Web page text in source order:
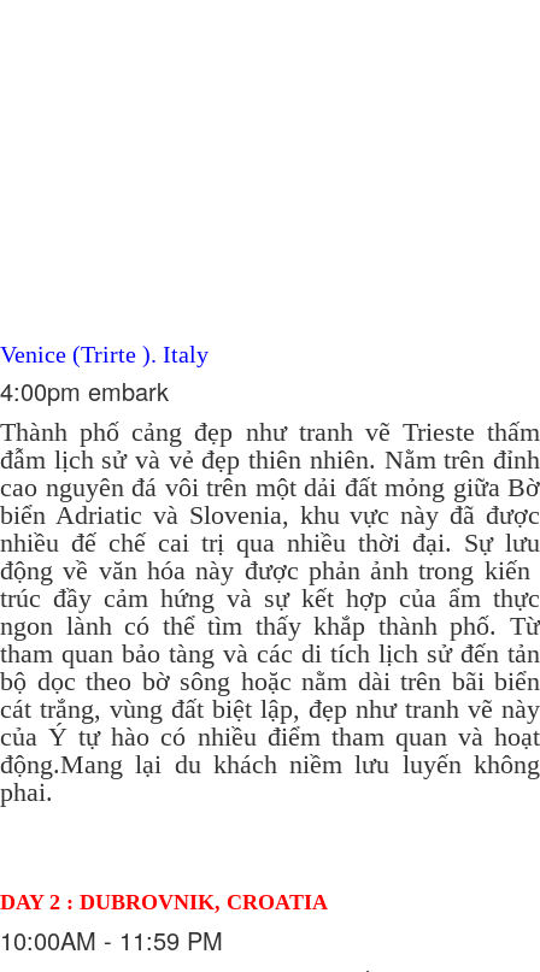
Venice (Trirte ). Italy
4:00pm embark
Thành phố cảng đẹp như tranh vẽ Trieste thấm
đẫm lịch sử và vẻ đẹp thiên nhiên. Nằm trên đỉnh
cao nguyên đá vôi trên một dải đất mỏng giữa Bờ
biển Adriatic và Slovenia, khu vực này đã được
nhiều đế chế cai trị qua nhiều thời đại. Sự lưu
động về văn hóa này được phản ảnh trong kiến ​​
trúc đầy cảm hứng và sự kết hợp của ẩm thực
ngon lành có thể tìm thấy khắp thành phố. Từ
tham quan bảo tàng và các di tích lịch sử đến tản
bộ dọc theo bờ sông hoặc nằm dài trên bãi biển
cát trắng, vùng đất biệt lập, đẹp như tranh vẽ này
của Ý tự hào có nhiều điểm tham quan và hoạt
động.Mang lại du khách niềm lưu luyến không
phai.
DAY 2 : DUBROVNIK, CROATIA
10:00AM - 11:59 PM